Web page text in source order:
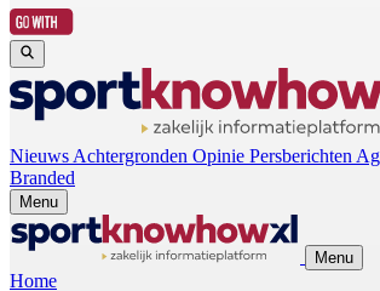
Nieuws Achtergronden Opinie Persberichten
Branded
Menu
Menu
Home